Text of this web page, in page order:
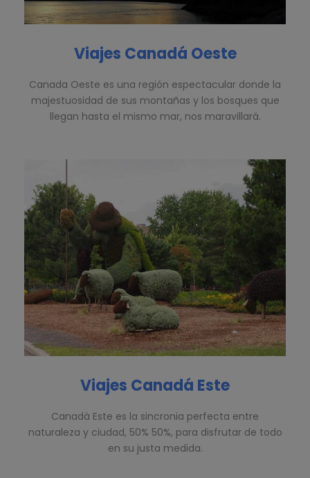
Viajes Canadá Oeste
Canada Oeste es una región espectacular donde la
majestuosidad de sus montañas y los bosques que
llegan hasta el mismo mar, nos maravillará.
Viajes Canadá Este
Canadá Este es la sincronia perfecta entre
naturaleza y ciudad, 50% 50%, para disfrutar de todo
en su justa medida.